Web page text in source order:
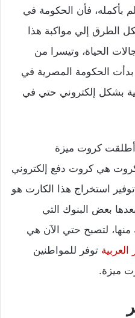
بأكمله، فأن الحكومة في
الطرق إلي مواكبة هذا
الحياة، وتيسرا من
بدأت الحكومة المصرية في
بشكل إلكتروني حتي في
كروت ميزة
هي كروت دفع إلكتروني
استخراج هذا الكارت هو
بعض البنوك التي
لتصبح حتي الآن هي
توفر للمواطنين
ميزة.